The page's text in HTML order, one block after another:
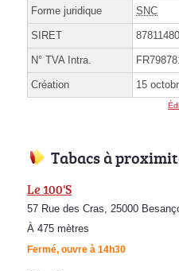
Forme juridique SNC
SIRET
N° TVA Intra.
Création 15
Tabacs à
Le 100'S
57 Rue des Cras, 25000
À 475 mètres
Fermé, ouvre à 14h30